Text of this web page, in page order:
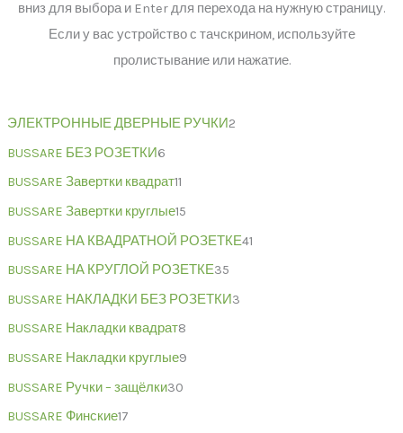
вниз для выбора и Enter для перехода на нужную страницу.
Если у вас устройство с тачскрином, используйте
пролистывание или нажатие.
ЭЛЕКТРОННЫЕ ДВЕРНЫЕ РУЧКИ2
BUSSARE БЕЗ РОЗЕТКИ6
BUSSARE Завертки квадрат11
BUSSARE Завертки круглые15
BUSSARE НА КВАДРАТНОЙ РОЗЕТКЕ41
BUSSARE НА КРУГЛОЙ РОЗЕТКЕ35
BUSSARE НАКЛАДКИ БЕЗ РОЗЕТКИ3
BUSSARE Накладки квадрат8
BUSSARE Накладки круглые9
BUSSARE Ручки – защёлки30
BUSSARE Финские17